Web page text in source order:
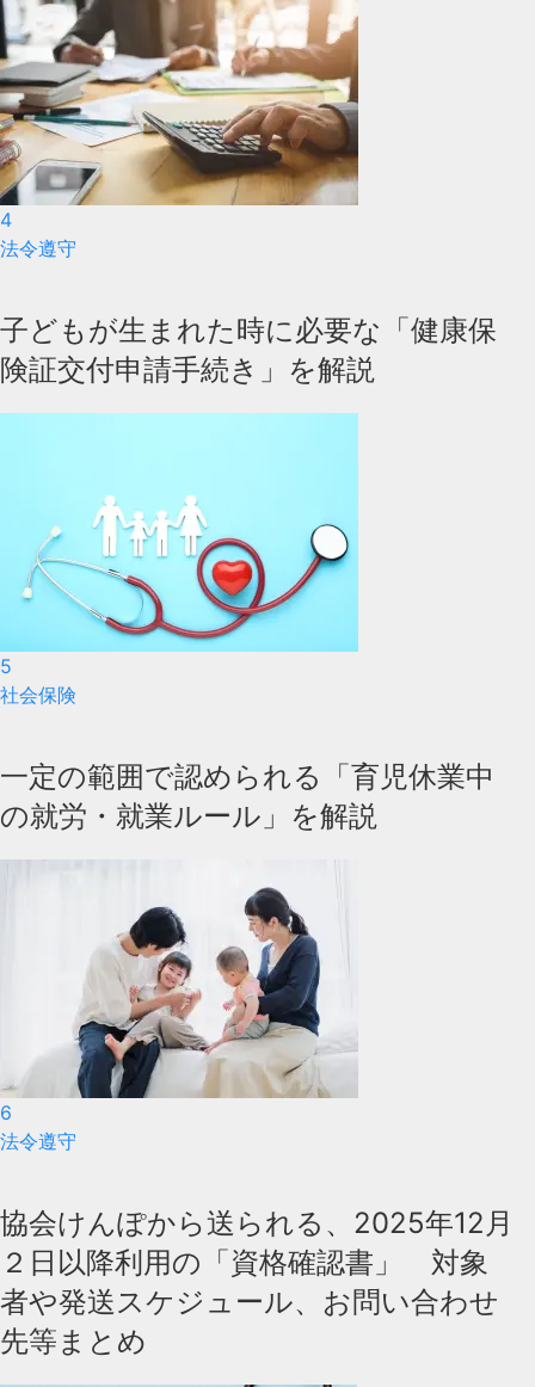
4
法令遵守
子どもが生まれた時に必要な「健康保
険証交付申請手続き」を解説
5
社会保険
一定の範囲で認められる「育児休業中
の就労・就業ルール」を解説
6
法令遵守
協会けんぽから送られる、2025年12月
２日以降利用の「資格確認書」 対象
者や発送スケジュール、お問い合わせ
先等まとめ